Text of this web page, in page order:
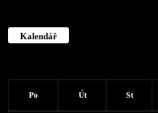
Kalendář
Po Út St